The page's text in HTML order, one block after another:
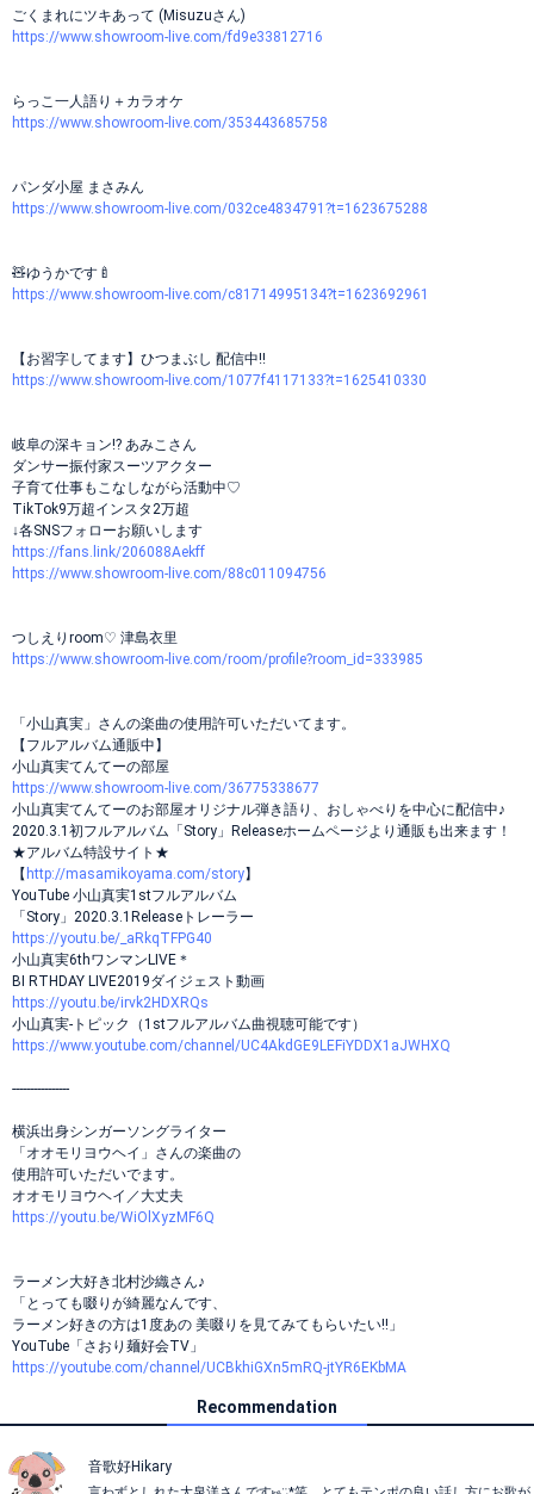
ごくまれにツキあって (Misuzuさん)
https://www.showroom-live.com/fd9e33812716
らっこ一人語り＋カラオケ
https://www.showroom-live.com/353443685758
パンダ小屋 まさみん
https://www.showroom-live.com/032ce4834791?t=1623675288
🧸ゆうかです🍼
https://www.showroom-live.com/c81714995134?t=1623692961
【お習字してます】ひつまぶし 配信中!!
https://www.showroom-live.com/1077f4117133?t=1625410330
岐阜の深キョン!? あみこさん
ダンサー振付家スーツアクター
子育て仕事もこなしながら活動中♡
TikTok9万超インスタ2万超
↓各SNSフォローお願いします
https://fans.link/206088Aekff
https://www.showroom-live.com/88c011094756
つしえりroom♡ 津島衣里
https://www.showroom-live.com/room/profile?room_id=333985
「小山真実」さんの楽曲の使用許可いただいてます。
【フルアルバム通販中】
小山真実てんてーの部屋
https://www.showroom-live.com/36775338677
小山真実てんてーのお部屋オリジナル弾き語り、おしゃべりを中心に配信中♪
2020.3.1初フルアルバム「Story」Releaseホームページより通販も出来ます！
★アルバム特設サイト★
【 http://masamikoyama.com/story】
YouTube 小山真実1stフルアルバム
「Story」2020.3.1Releaseトレーラー
https://youtu.be/_aRkqTFPG40
小山真実6thワンマンLIVE＊
BI RTHDAY LIVE2019ダイジェスト動画
https://youtu.be/irvk2HDXRQs
小山真実-トピック（1stフルアルバム曲視聴可能です）
https://www.youtube.com/channel/UC4AkdGE9LEFiYDDX1aJWHXQ
----------------
横浜出身シンガーソングライター
「オオモリヨウヘイ」さんの楽曲の
使用許可いただいでます。
オオモリヨウヘイ／大丈夫
https://youtu.be/WiOlXyzMF6Q
ラーメン大好き北村沙織さん♪
「とっても啜りが綺麗なんです、
ラーメン好きの方は1度あの 美啜りを見てみてもらいたい!!」
YouTube「さおり麺好会TV」
https://youtube.com/channel/UCBkhiGXn5mRQ-jtYR6EKbMA
Recommendation
音歌好Hikary